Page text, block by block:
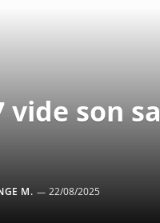
vide son
M. 22/08/2025